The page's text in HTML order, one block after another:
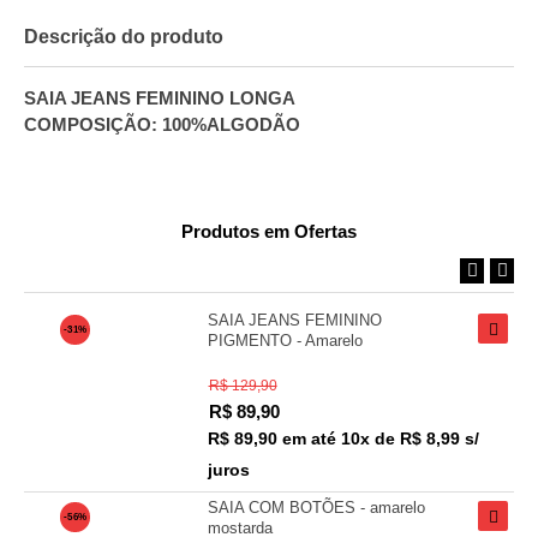
Descrição do produto
SAIA JEANS FEMININO LONGA
COMPOSIÇÃO: 100%ALGODÃO
Produtos em Ofertas
-31%
SAIA JEANS FEMININO
PIGMENTO - Amarelo
R$ 129,90
R$ 89,90
R$ 89,90 em até 10x de R$ 8,99 s/
juros
-56%
SAIA COM BOTÕES - amarelo
mostarda